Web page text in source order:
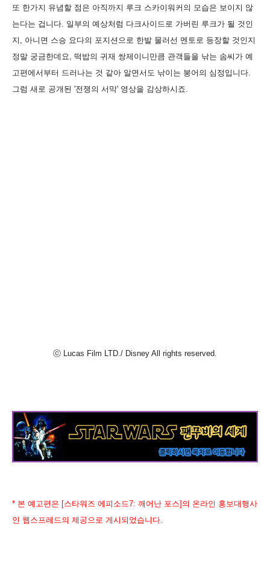
또 한가지 유념할 점은 아직까지 루크 스카이워커의 모습은 보이지 않
는다는 겁니다. 일부의 예상처럼 다크사이드로 가버린 루크가 될 것인
지, 아니면 스승 요다의 포지션으로 한발 물러선 멘토로 등장할 것인지
정말 궁금한데요, 떡밥의 귀재 쌍제이니만큼 관객들을 낚는 솜씨가 예
고편에서부터 드러나는 것 같아 알면서도 낚이는 붕어의 심정입니다.
그럼 새로 공개된 '전쟁의 서막' 영상을 감상하시죠.
ⓒ Lucas Film LTD./ Disney All rights reserved.
* 본 예고편은 [스타워즈 에피소드7: 깨어난 포스]의 온라인 홍보대행사
인 웹스프레드의 제공으로 게시되었습니다.